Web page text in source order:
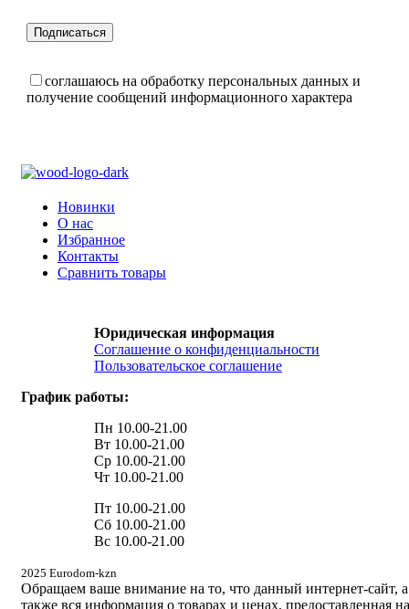
соглашаюсь на обработку персональных данных и
получение сообщений информационного характера
Новинки
О нас
Избранное
Контакты
Сравнить товары
Юридическая информация
Соглашение о конфиденциальности
Пользовательское соглашение
График работы:
Пн 10.00-21.00
Вт 10.00-21.00
Ср 10.00-21.00
Чт 10.00-21.00
Пт 10.00-21.00
Сб 10.00-21.00
Вс 10.00-21.00
2025 Eurodom-kzn
Обращаем ваше внимание на то, что данный интернет-сайт, а
также вся информация о товарах и ценах, предоставленная на